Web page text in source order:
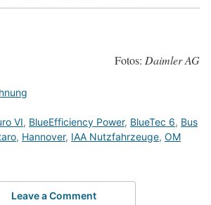
Fotos: Daimler AG
VI, BlueEfficiency Power, BlueTec 6, Bus
, Hannover, IAA Nutzfahrzeuge, OM
Leave a Comment